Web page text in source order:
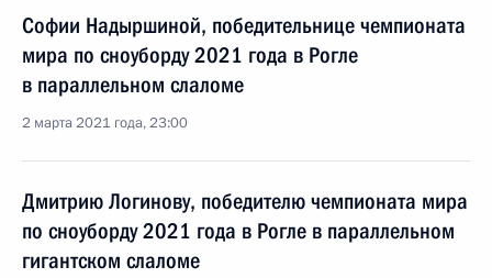
Софии Надыршиной, победительнице чемпионата
мира по сноуборду 2021 года в Рогле
в параллельном слаломе
2 марта 2021 года, 23:00
Дмитрию Логинову, победителю чемпионата мира
по сноуборду 2021 года в Рогле в параллельном
гигантском слаломе